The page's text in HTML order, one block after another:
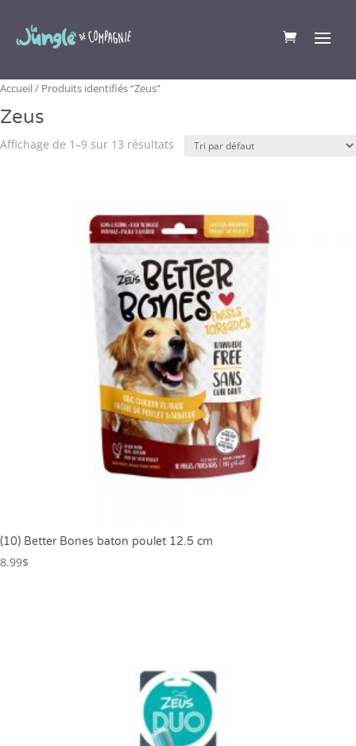
Accueil/ Produits identifiés “Zeus”
Zeus
Affichage de 1–9 sur 13 résultats
(10) Better Bones baton poulet 12.5 cm
8.99$